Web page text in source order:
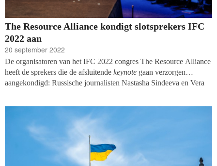
The Resource Alliance kondigt slotsprekers IFC
2022 aan
20 september 2022
De organisatoren van het IFC 2022 congres The Resource Alliance
heeft de sprekers die de afsluitende keynote gaan verzorgen
aangekondigd: Russische journalisten Nastasha Sindeeva en Vera
onafhankelijke Russische televisiekanaal Dozhd.